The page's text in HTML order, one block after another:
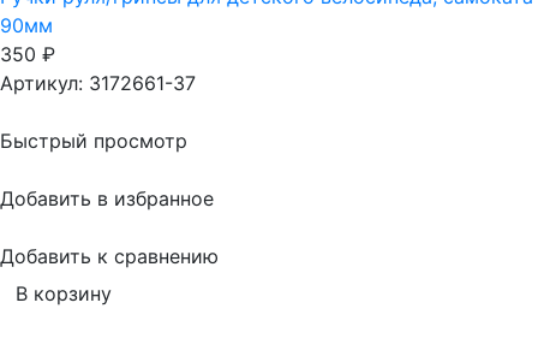
90мм
350 ₽
Артикул: 3172661-37
Быстрый просмотр
Добавить в избранное
Добавить к сравнению
В корзину